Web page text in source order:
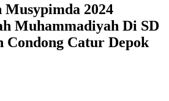
Musypimda 2024
Muhammadiyah Di SD
Condong Catur Depok